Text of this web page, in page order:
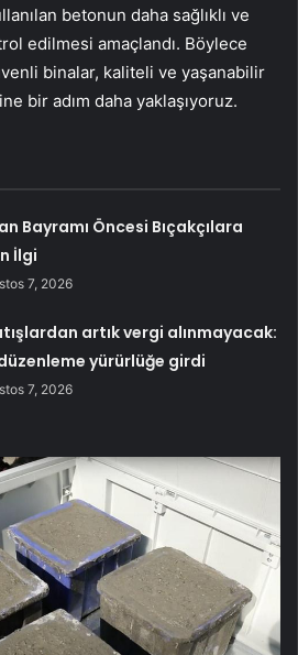
betonun daha sağlıklı ve
edilmesi amaçlandı. Böylece
binalar, kaliteli ve yaşanabilir
bir adım daha yaklaşıyoruz.
Bayramı Öncesi Bıçakçılara
İlgi
7, 2026
artık vergi alınmayacak:
yürürlüğe girdi
7, 2026